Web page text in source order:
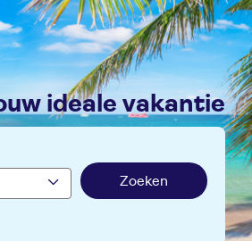
ideale vakantie
Zoeken